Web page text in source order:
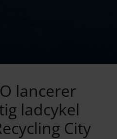
lancerer
ladcykel
City